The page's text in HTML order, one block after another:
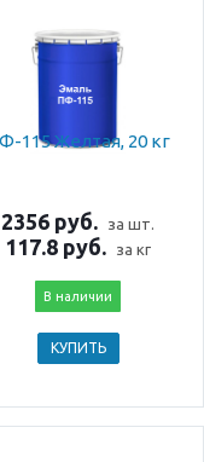
115 Желтая, 20 кг
2356 руб. за шт.
117.8 руб. за кг
В наличии
КУПИТЬ